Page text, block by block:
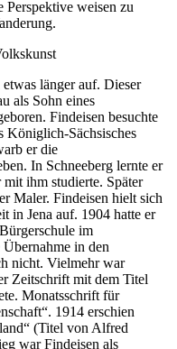
Perspektive weisen zu
länger auf. Dieser
als Sohn eines
Findeisen besuchte
Königlich-Sächsisches
er die
In Schneeberg lernte er
ihm studierte. Später
Maler. Findeisen hielt sich
in Jena auf. 1904 hatte er
im
in den
nicht. Vielmehr war
Zeitschrift mit dem Titel
Monatsschrift für
1914 erschien
(Titel von Alfred
war Findeisen als